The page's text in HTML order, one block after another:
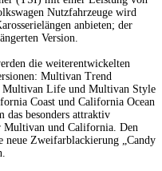
Nutzfahrzeuge wird
anbieten; der
Version.
die weiterentwickelten
Multivan Trend
Multivan Life und Multivan Style
Coast und California Ocean
das besonders attraktiv
Multivan und California. Den
Zweifarblackierung „Candy